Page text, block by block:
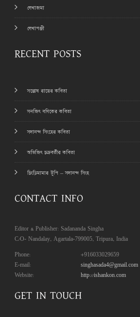
লেখাজমা
লেখাপঞ্জী
RECENT POSTS
সন্তোষ রায়ের কবিতা
সনজিৎ বণিকের কবিতা
সদানন্দ সিংহের কবিতা
অভিজিৎ চক্রবর্তীর কবিতা
চিংড়িমামার টুপি – সদানন্দ সিংহ
CONTACT INFO
Editor & Publisher: Sadananda Singha
C/O- Nandalay, Agartala-799005, Tripura, India
Phone:
+916033029659
E-mail:
singhasada4@gmail.com
Website:
http://ishankon.com
GET IN TOUCH